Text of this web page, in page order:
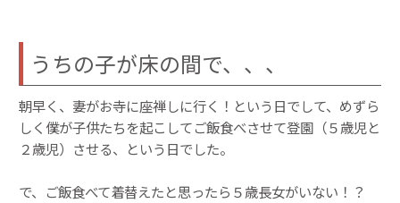
うちの子が床の間で、、、
朝早く、妻がお寺に座禅しに行く！という日でして、めずら
しく僕が子供たちを起こしてご飯食べさせて登園（５歳児と
２歳児）させる、という日でした。
で、ご飯食べて着替えたと思ったら５歳長女がいない！？